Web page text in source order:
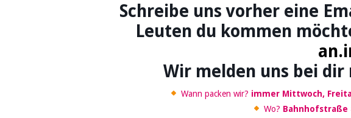
Schreibe uns vorher eine
Leuten du kommen
Wir melden uns bei
Wann packen wir? immer Mittwoch,
Wo? Bahnhofstraße